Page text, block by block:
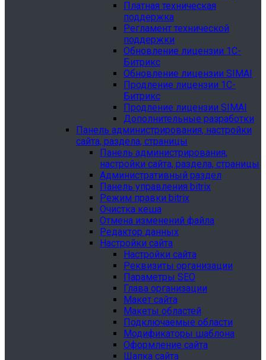
Платная техническая
поддержка
Регламент технической
поддержки
Обновление лицензии 1С-
Битрикс
Обновление лицензии SIMAI
Продление лицензии 1С-
Битрикс
Продление лицензии SIMAI
Дополнительные разработки
Панель администрирования, настройки
сайта, раздела, страницы
Панель администрирования,
настройки сайта, раздела, страницы
Административный раздел
Панель управления bitrix
Режим правки bitrix
Очистка кеша
Отмена изменений файла
Редактор данных
Настройки сайта
Настройки сайта
Реквизиты организации
Параметры SEO
Глава организации
Макет сайта
Макеты областей
Подключаемые области
Модификаторы шаблона
Оформление сайта
Шапка сайта